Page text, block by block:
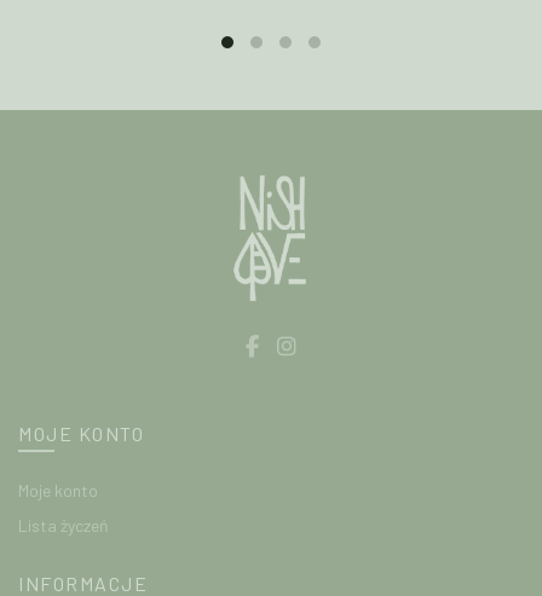
stronie
MOJE KONTO
Moje konto
Lista życzeń
INFORMACJE